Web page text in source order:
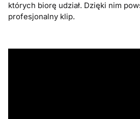
których biorę udział. Dzięki nim
profesjonalny klip.